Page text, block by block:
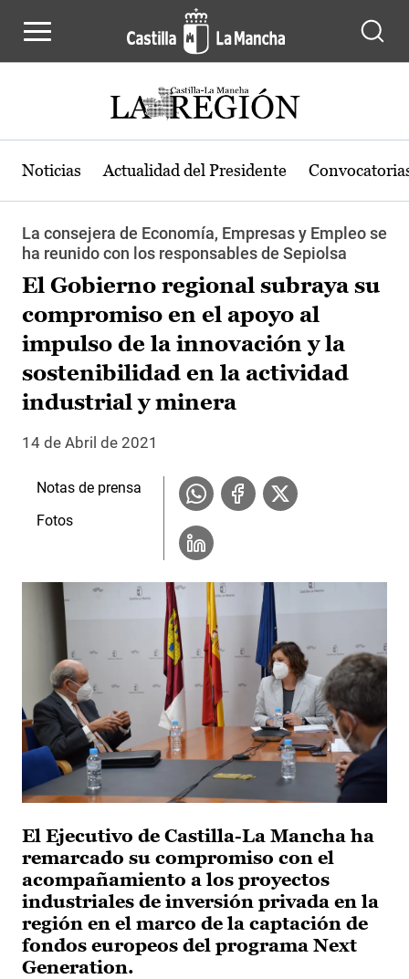
Noticias Actualidad del Presidente
La consejera de Economía, Empresas y Empleo se
ha reunido con los responsables de Sepiolsa
El Gobierno regional subraya su
compromiso en el apoyo al
impulso de la innovación y la
sostenibilidad en la actividad
industrial y minera
14 de Abril de 2021
El Ejecutivo de Castilla-La Mancha ha
remarcado su compromiso con el
acompañamiento a los proyectos
industriales de inversión privada en la
región en el marco de la captación de
fondos europeos del programa Next
Generation.
Notas de prensa
Fotos